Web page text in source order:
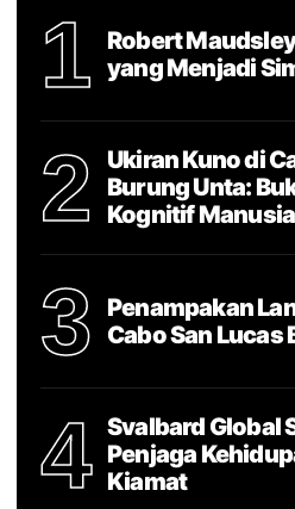
1
Robert
yang Menjadi
2
Ukiran Kuno di
Burung Unta:
Kognitif
3
Penampakan
Cabo San Lucas
4
Svalbard Global
Penjaga
Kiamat